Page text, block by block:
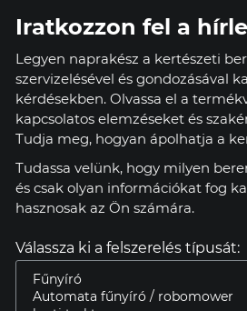
Iratkozzon fel a
Legyen naprakész a kertészeti
szervizelésével és gondozásával
kérdésekben. Olvassa el a
kapcsolatos elemzéseket és
Tudja meg, hogyan ápolhatja a
Tudassa velünk, hogy milyen
és csak olyan információkat fog
hasznosak az Ön számára.
Válassza ki a felszerelés típusát: